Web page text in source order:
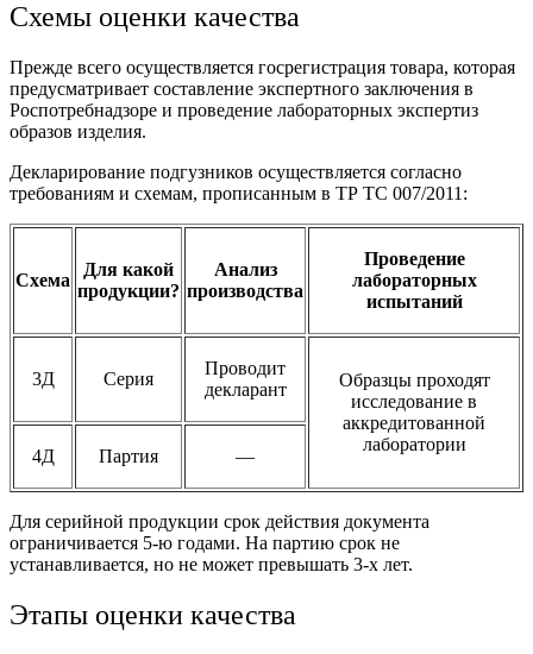
Схемы оценки качества
Прежде всего осуществляется госрегистрация товара, которая
предусматривает составление экспертного заключения в
Роспотребнадзоре и проведение лабораторных экспертиз
образов изделия.
Декларирование подгузников осуществляется согласно
требованиям и схемам, прописанным в ТР ТС 007/2011:
Схема
Для какой
продукции?
Анализ
производства
Проведение
лабораторных
испытаний
3Д Серия
Проводит
декларант
Образцы проходят
исследование в
аккредитованной
лаборатории
4Д Партия —
Для серийной продукции срок действия документа
ограничивается 5-ю годами. На партию срок не
устанавливается, но не может превышать 3-х лет.
Этапы оценки качества